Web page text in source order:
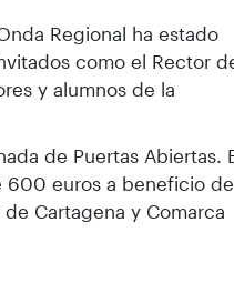
Regional ha estado
como el Rector
y alumnos de la
de Puertas Abiertas.
600 euros a beneficio
Cartagena y Comarca